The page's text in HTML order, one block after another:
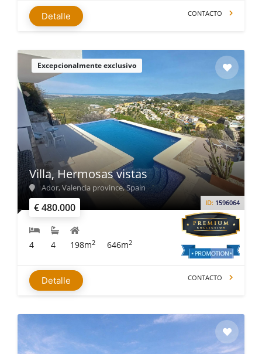
Detalle CONTACTO
Excepcionalmente exclusivo
€ 480.000 ID: 1596064
Villa, Hermosas vistas
Ador, Valencia province, Spain
4 4 198m2 646m2
Detalle CONTACTO